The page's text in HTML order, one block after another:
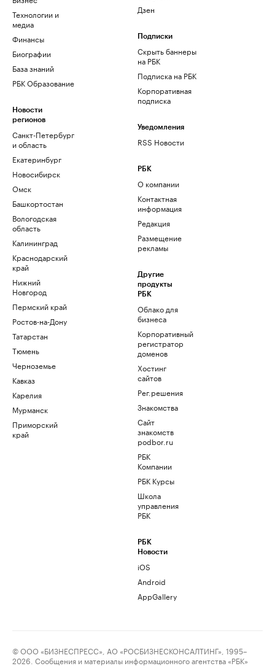
Технологии и
медиа
Финансы
Биографии
База знаний
РБК Образование
Новости
регионов
Санкт-Петербург
и область
Екатеринбург
Новосибирск
Омск
Башкортостан
Вологодская
область
Калининград
Краснодарский
край
Нижний
Новгород
Пермский край
Ростов-на-Дону
Татарстан
Тюмень
Черноземье
Кавказ
Карелия
Мурманск
Приморский
край
Дзен
Подписки
Скрыть баннеры
на РБК
Подписка на РБК
Корпоративная
подписка
Уведомления
RSS Новости
РБК
О компании
Контактная
информация
Редакция
Размещение
рекламы
Другие
продукты
РБК
Облако для
бизнеса
Корпоративный
регистратор
доменов
Хостинг
сайтов
Рег.решения
Знакомства
Сайт
знакомств
podbor.ru
РБК
Компании
РБК Курсы
Школа
управления
РБК
РБК
Новости
iOS
Android
AppGallery
© ООО «БИЗНЕСПРЕСС», АО «РОСБИЗНЕСКОНСАЛТИНГ», 1995–
2026. Сообщения и материалы информационного агентства «РБК»